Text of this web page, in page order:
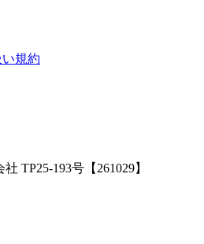
規約
TP25-193号【261029】